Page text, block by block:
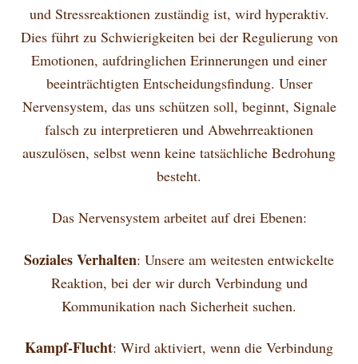
und Stressreaktionen zuständig ist, wird hyperaktiv.
Dies führt zu Schwierigkeiten bei der Regulierung von
Emotionen, aufdringlichen Erinnerungen und einer
beeinträchtigten Entscheidungsfindung. Unser
Nervensystem, das uns schützen soll, beginnt, Signale
falsch zu interpretieren und Abwehrreaktionen
auszulösen, selbst wenn keine tatsächliche Bedrohung
besteht.
Das Nervensystem arbeitet auf drei Ebenen:
Soziales Verhalten: Unsere am weitesten entwickelte
Reaktion, bei der wir durch Verbindung und
Kommunikation nach Sicherheit suchen.
Kampf-Flucht: Wird aktiviert, wenn die Verbindung